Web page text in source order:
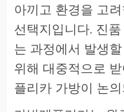
아끼고 환경을 고
선택지입니다. 진
는 과정에서 발생
위해 대중적으로
플리카 가방이 논